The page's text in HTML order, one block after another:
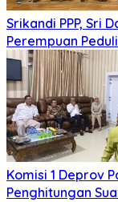
Srikandi PPP, Sri
Perempuan
Komisi 1 Deprov
Penghitungan